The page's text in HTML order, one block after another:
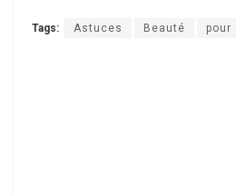
Tags: Astuces Beauté pour